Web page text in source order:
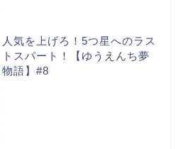
人気を上げろ！5つ星へのラス
トスパート！【ゆうえんち夢
物語】#8